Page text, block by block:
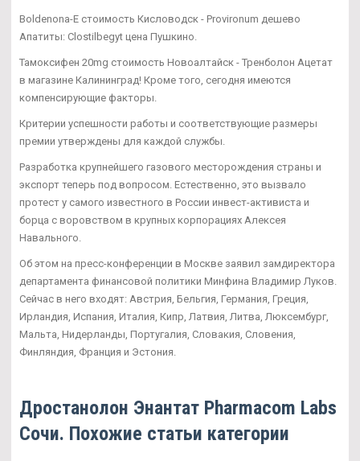
Boldenona-E стоимость Кисловодск - Provironum дешево
Апатиты: Clostilbegyt цена Пушкино.
Тамоксифен 20mg стоимость Новоалтайск - Тренболон Ацетат
в магазине Калининград! Кроме того, сегодня имеются
компенсирующие факторы.
Критерии успешности работы и соответствующие размеры
премии утверждены для каждой службы.
Разработка крупнейшего газового месторождения страны и
экспорт теперь под вопросом. Естественно, это вызвало
протест у самого известного в России инвест-активиста и
борца с воровством в крупных корпорациях Алексея
Навального.
Об этом на пресс-конференции в Москве заявил замдиректора
департамента финансовой политики Минфина Владимир Луков.
Сейчас в него входят: Австрия, Бельгия, Германия, Греция,
Ирландия, Испания, Италия, Кипр, Латвия, Литва, Люксембург,
Мальта, Нидерланды, Португалия, Словакия, Словения,
Финляндия, Франция и Эстония.
Дростанолон Энантат Pharmacom Labs
Сочи. Похожие статьи категории